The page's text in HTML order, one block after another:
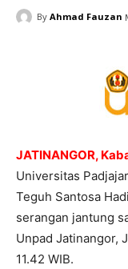
By Ahmad Fauzan
JATINANGOR,
Universitas
Teguh Santosa
serangan jantung
Unpad Jatinangor,
11.42 WIB.